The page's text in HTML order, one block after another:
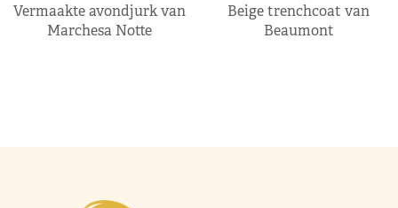
Vermaakte avondjurk van
Marchesa Notte
Beige trenchcoat van
Beaumont